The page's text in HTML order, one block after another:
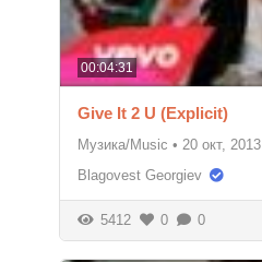
00:04:31
Give It 2 U (Explicit)
Музика/Music • 20 окт, 2013
Blagovest Georgiev
5412 0 0